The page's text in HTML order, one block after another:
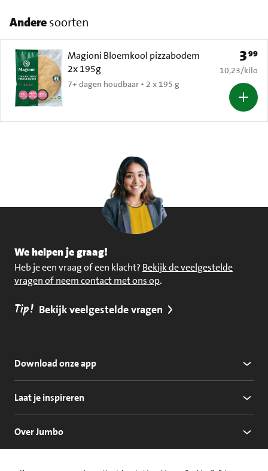
Anderesoorten
Magioni Bloemkool pizzabodem
2x 195g
7+ dagen houdbaar • 2 x 195 g
Prijs:
399
€ 10,23 per
10,23/kilo
We helpen je graag!
Heb je een vraag of een klacht? Bekijk de veelgestelde
vragen of neem contact met ons op.
Tip! Bekijk veelgestelde vragen
Download onze app
Laat je inspireren
Over Jumbo